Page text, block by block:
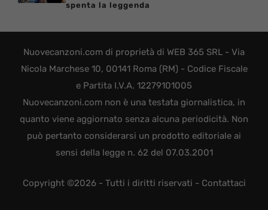
spenta la leggenda
Nuovecanzoni.com di proprietà di WEB 365 SRL - Via
Nicola Marchese 10, 00141 Roma (RM) - Codice Fiscale
e Partita I.V.A. 12279101005
Nuovecanzoni.com non è una testata giornalistica, in
quanto viene aggiornato senza alcuna periodicità. Non
può pertanto considerarsi un prodotto editoriale ai
sensi della legge n. 62 del 07.03.2001
Copyright ©2026 - Tutti i diritti riservati - Contattaci